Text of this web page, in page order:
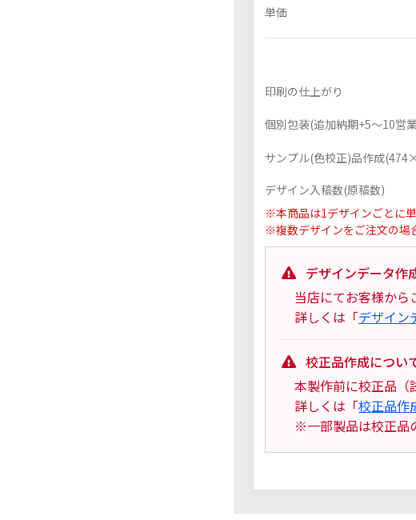
単価
印刷の仕上がり
個別包装(追加納期+5～10営
サンプル(色校正)品作成
デザイン入稿数(原稿数)
※本商品は1デザインごとに単
※複数デザインをご注文の場
デザインデータ作
当店にてお客様から
詳しくは「デザイン
校正品作成につい
本製作前に校正品（
詳しくは「校正品作
※一部製品は校正品